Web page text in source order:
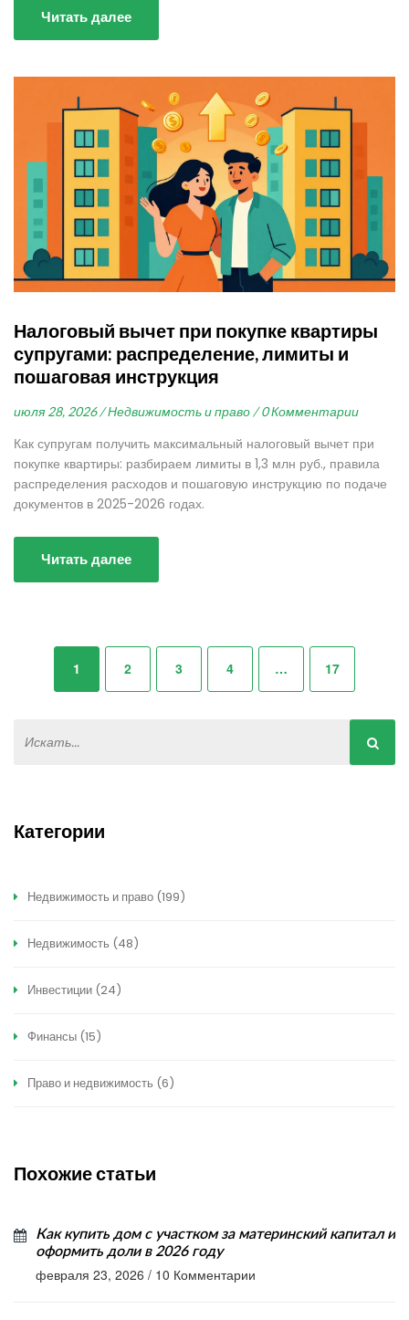
Читать далее
Налоговый вычет при покупке квартиры
супругами: распределение, лимиты и
пошаговая инструкция
июля 28, 2026 / Недвижимость и право / 0 Комментарии
Как супругам получить максимальный налоговый вычет при
покупке квартиры: разбираем лимиты в 1,3 млн руб., правила
распределения расходов и пошаговую инструкцию по подаче
документов в 2025-2026 годах.
Читать далее
1 2 3 4 … 17
Категории
Недвижимость и право (199)
Недвижимость (48)
Инвестиции (24)
Финансы (15)
Право и недвижимость (6)
Похожие статьи
Как купить дом с участком за материнский капитал и
оформить доли в 2026 году
февраля 23, 2026 / 10 Комментарии